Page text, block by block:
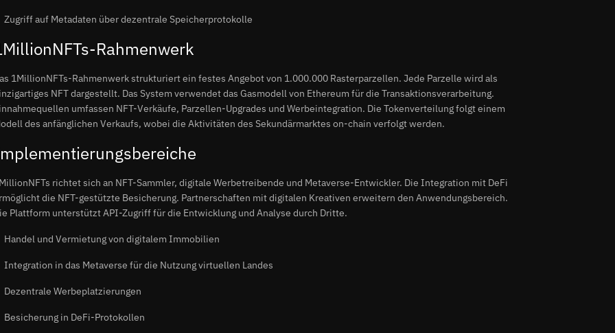
Zugriff auf Metadaten über dezentrale Speicherprotokolle
Rahmenwerk
1MillionNFTs-Rahmenwerk strukturiert ein festes Angebot von 1.000.000 Rasterparzellen. Jede Parzelle wird als
NFT dargestellt. Das System verwendet das Gasmodell von Ethereum für die Transaktionsverarbeitung.
umfassen NFT-Verkäufe, Parzellen-Upgrades und Werbeintegration. Die Tokenverteilung folgt einem
des anfänglichen Verkaufs, wobei die Aktivitäten des Sekundärmarktes on-chain verfolgt werden.
richtet sich an NFT-Sammler, digitale Werbetreibende und Metaverse-Entwickler. Die Integration mit DeFi
die NFT-gestützte Besicherung. Partnerschaften mit digitalen Kreativen erweitern den Anwendungsbereich.
Plattform unterstützt API-Zugriff für die Entwicklung und Analyse durch Dritte.
Handel und Vermietung von digitalem Immobilien
Integration in das Metaverse für die Nutzung virtuellen Landes
Dezentrale Werbeplatzierungen
Besicherung in DeFi-Protokollen